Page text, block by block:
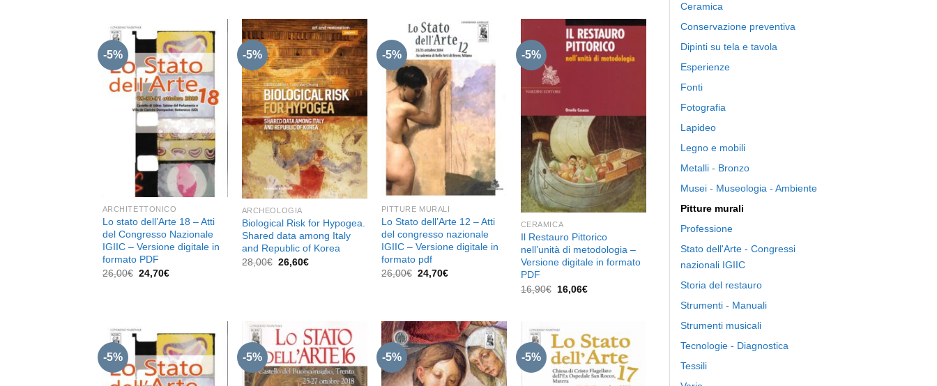
28,00€.26,60€.
-5%
Aggiungi
alla lista
dei
desideri
ARCHITETTONICO
Lo stato dell’Arte 18 – Atti
del Congresso Nazionale
IGIIC – Versione digitale in
formato PDF
26,00€ Il
24,70€Il
-5%
Aggiungi
alla lista
dei
desideri
ARCHEOLOGIA
Biological Risk for Hypogea.
Shared data among Italy
and Republic of Korea
28,00€ Il
26,60€Il
-5%
Aggiungi
alla lista
dei
desideri
PITTURE MURALI
Lo Stato dell’Arte 12 – Atti
del congresso nazionale
IGIIC – Versione digitale in
formato pdf
26,00€ Il
24,70€Il
-5%
CERAMICA
Il Restauro Pittorico
nell’unità di metodologia –
Versione digitale in formato
PDF
16,90€ Il
16,90€.
16,06€Il
-5% -5% -5% -5%
Ceramica
Conservazione preventiva
Dipinti su tela e tavola
Esperienze
Fonti
Fotografia
Lapideo
Legno e mobili
Metalli - Bronzo
Musei - Museologia - Ambiente
Pitture murali
Professione
Stato dell'Arte - Congressi
nazionali IGIIC
Storia del restauro
Strumenti - Manuali
Strumenti musicali
Tecnologie - Diagnostica
Tessili